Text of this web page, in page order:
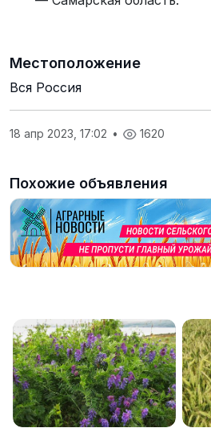
Местоположение
Вся Россия
18 апр 2023, 17:02 • 1620
Похожие объявления